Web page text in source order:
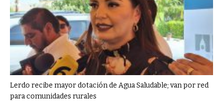
Lerdo recibe mayor dotación de Agua Saludable; van por red
para comunidades rurales